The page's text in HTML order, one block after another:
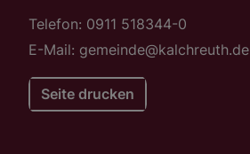
Telefon: 0911 518344-0
E-Mail: gemeinde@kalchreuth.de
Seite drucken